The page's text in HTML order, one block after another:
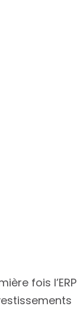
fois l’ERP